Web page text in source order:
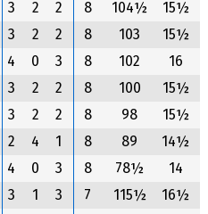
3 2 2 8 104½
15½
3 2 2 8 103
15½
4 0 3 8 102
16
3 2 2 8 100
15½
3 2 2 8 98
15½
2 4 1 8 89
14½
4 0 3 8 78½
14
3 1 3 7 115½
16½